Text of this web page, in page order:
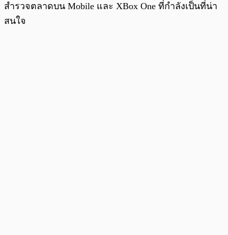
สำรวจตลาดบน Mobile และ XBox One ที่กำลังเป็นที่น่า
สนใจ